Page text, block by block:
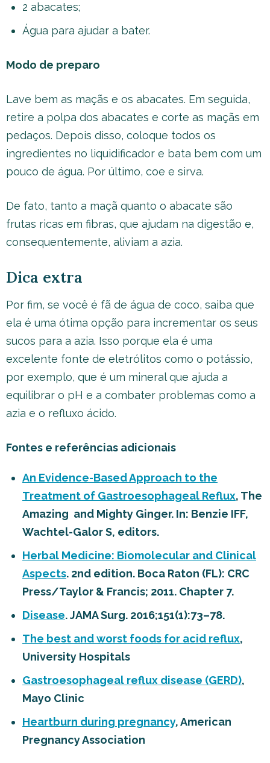
2 abacates;
Água para ajudar a bater.
Modo de preparo
Lave bem as maçãs e os abacates. Em seguida,
retire a polpa dos abacates e corte as maçãs em
pedaços. Depois disso, coloque todos os
ingredientes no liquidificador e bata bem com um
pouco de água. Por último, coe e sirva.
De fato, tanto a maçã quanto o abacate são
frutas ricas em fibras, que ajudam na digestão e,
consequentemente, aliviam a azia.
Dica extra
Por fim, se você é fã de água de coco, saiba que
ela é uma ótima opção para incrementar os seus
sucos para a azia. Isso porque ela é uma
excelente fonte de eletrólitos como o potássio,
por exemplo, que é um mineral que ajuda a
equilibrar o pH e a combater problemas como a
azia e o refluxo ácido.
Fontes e referências adicionais
An Evidence-Based Approach to the
Treatment of Gastroesophageal Reflux, The
Amazing and Mighty Ginger. In: Benzie IFF,
Wachtel-Galor S, editors.
Herbal Medicine: Biomolecular and Clinical
Aspects. 2nd edition. Boca Raton (FL): CRC
Press/Taylor & Francis; 2011. Chapter 7.
Disease. JAMA Surg. 2016;151(1):73–78.
The best and worst foods for acid reflux,
University Hospitals
Gastroesophageal reflux disease (GERD),
Mayo Clinic
Heartburn during pregnancy, American
Pregnancy Association